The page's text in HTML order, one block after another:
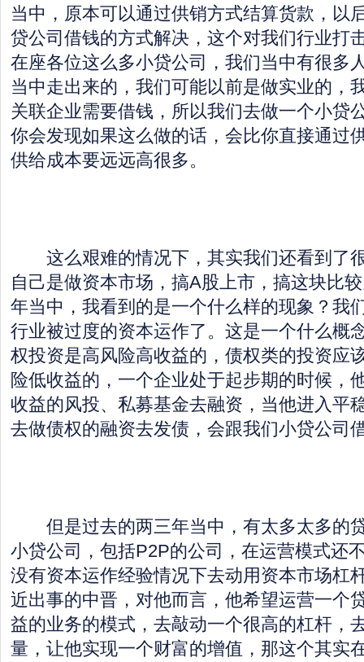
当中，原本可以通过供销方式结算货款，以
贷公司借钱的方式解决，这个对我们行业打
在座各位这么多小贷公司，我们当中有很多
当中走出来的，我们可能以前是做实业的，
关联企业需要借钱，所以我们去做一个小贷
你会发现如果这么做的话，会比你直接通过
供给成本要远远高很多。
这么艰难的情况下，其实我们还看到了
自己是做资本市场，搞A股上市，搞这块比
年当中，我看到的是一个什么样的现象？我
行业被过度的资本运作了。这是一个什么概
权投资是高风险高收益的，债权类的投资应
险低收益的，一个企业处于起步期的时候，
收益的风投、私募基金去融资，当他进入平
去做债权的融资去发债，会跟我们小贷公司
但是过去的两三年当中，有太多太多的
小贷公司，包括P2P的公司，在运营模式还
没有资本运作经验情况下去动用资本市场杠
近出事的中晋，对他而言，他希望运营一个
益的业务的模式，去敲动一个很高的杠杆，
量，让他实现一个财富的增值，那这个其实